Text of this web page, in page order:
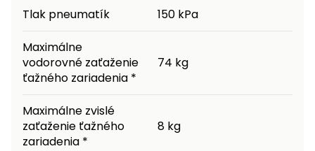
Tlak pneumatík 150 kPa
Maximálne
vodorovné zaťaženie
ťažného zariadenia *
74 kg
Maximálne zvislé
zaťaženie ťažného
zariadenia *
8 kg